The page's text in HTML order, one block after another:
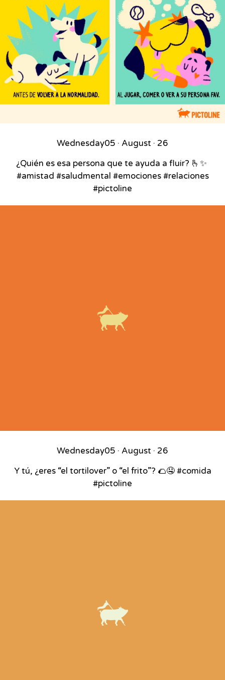
Wednesday05 · August · 26
¿Quién es esa persona que te ayuda a fluir? 🫰✨⁣ ⁣
#amistad #saludmental #emociones #relaciones
#pictoline
Wednesday05 · August · 26
Y tú, ¿eres “el tortilover” o “el frito”? 🌮🤤 #comida
#pictoline